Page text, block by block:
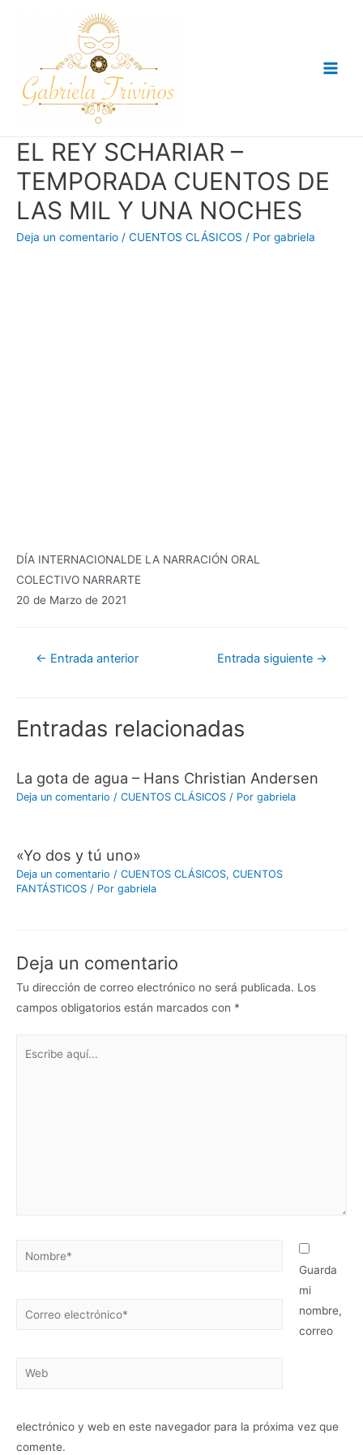
EL REY SCHARIAR –
TEMPORADA CUENTOS DE
LAS MIL Y UNA NOCHES
Deja un comentario / CUENTOS CLÁSICOS / Por gabriela
DÍA INTERNACIONALDE LA NARRACIÓN ORAL
COLECTIVO NARRARTE
20 de Marzo de 2021
Navegación
← Entrada anterior Entrada siguiente →
Entradas relacionadas
La gota de agua – Hans Christian Andersen
Deja un comentario / CUENTOS CLÁSICOS / Por gabriela
«Yo dos y tú uno»
Deja un comentario / CUENTOS CLÁSICOS, CUENTOS
FANTÁSTICOS / Por gabriela
Deja un comentario
Tu dirección de correo electrónico no será publicada. Los
campos obligatorios están marcados con *
Nombre*
Correo
Web
Guarda
mi
nombre,
correo
electrónico y web en este navegador para la próxima vez que
comente.